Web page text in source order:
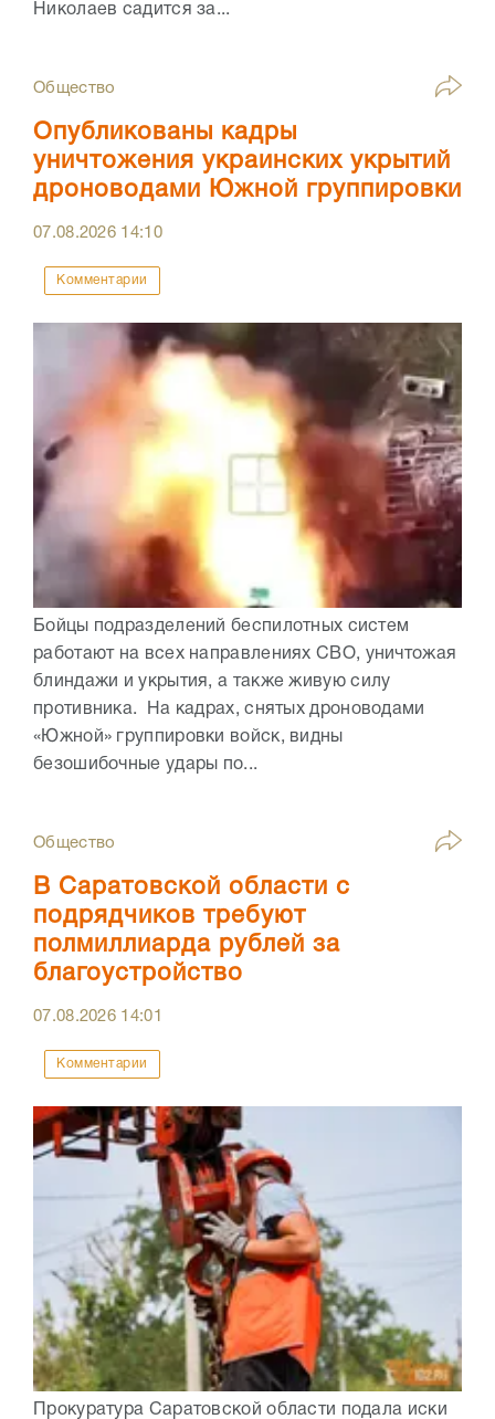
Николаев садится за...
Общество
Опубликованы кадры
уничтожения украинских укрытий
дроноводами Южной группировки
07.08.2026 14:10
Комментарии
Бойцы подразделений беспилотных систем
работают на всех направлениях СВО, уничтожая
блиндажи и укрытия, а также живую силу
противника. На кадрах, снятых дроноводами
«Южной» группировки войск, видны
безошибочные удары по...
Общество
В Саратовской области с
подрядчиков требуют
полмиллиарда рублей за
благоустройство
07.08.2026 14:01
Комментарии
Прокуратура Саратовской области подала иски